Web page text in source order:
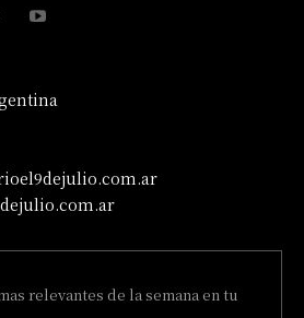
relevantes de la semana en tu